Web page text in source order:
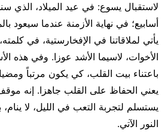
لاستقبال يسوع: في عيد الميلاد، الذي
أسابيع؛ في نهاية الأزمنة عندما سيعود
يأتي لملاقاتنا في الإفخارستية، في
الأخوات، لاسيما الأشد عوزا. وفي هذه
باعتناء بيت القلب، كي يكون مرتباً
يعني الحفاظ على القلب جاهزا. إنه
يستسلم لتجربة التعب في الليل، لا ينام،
النور الآتي.